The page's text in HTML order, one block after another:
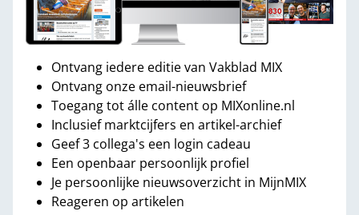
Ontvang iedere editie van Vakblad MIX
Ontvang onze email-nieuwsbrief
Toegang tot álle content op MIXonline.nl
Inclusief marktcijfers en artikel-archief
Geef 3 collega's een login cadeau
Een openbaar persoonlijk profiel
Je persoonlijke nieuwsoverzicht in MijnMIX
Reageren op artikelen